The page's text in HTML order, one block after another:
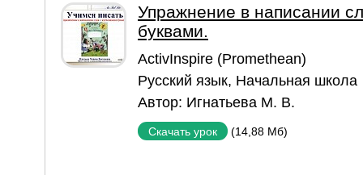
Упражнение в написании
буквами.
ActivInspire (Promethean)
Русский язык, Начальная школа
Автор: Игнатьева М. В.
Скачать урок (14,88 Мб)